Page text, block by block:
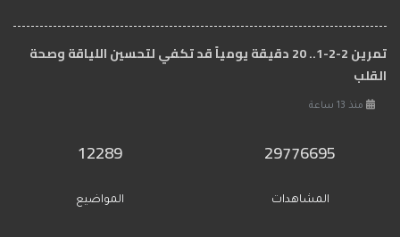
تمرين 2-2-1.. 20 دقيقة يومياً قد تكفي لتحسين اللياقة وصحة
القلب
منذ 13 ساعة
29776695
المشاهدات
12289
المواضيع